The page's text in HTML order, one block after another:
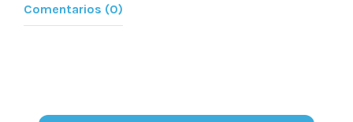
Comentarios (0)